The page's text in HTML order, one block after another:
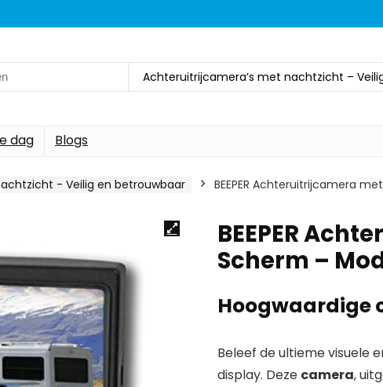
Achteruitrijcamera’s met nachtzicht –
dag Blogs
- Veilig en betrouwbaar BEEPER Achteruitrijcamera
BEEPER
Scherm –
Hoogwaardige
Beleef de ultieme visuele
display. Deze camera,